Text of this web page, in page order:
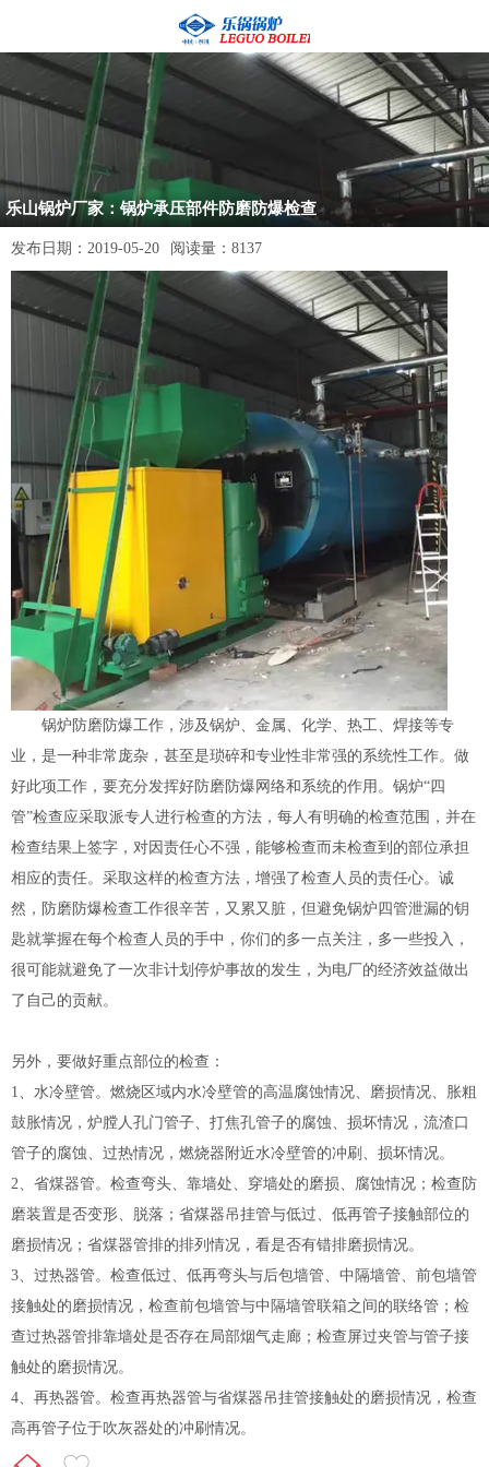
乐山锅炉厂家：锅炉承压部件防磨防爆检查
发布日期： 2019-05-20 阅读量： 8137
锅炉防磨防爆工作，涉及锅炉、金属、化学、热工、焊接等专
业，是一种非常庞杂，甚至是琐碎和专业性非常强的系统性工作。做
好此项工作，要充分发挥好防磨防爆网络和系统的作用。锅炉“四
管”检查应采取派专人进行检查的方法，每人有明确的检查范围，并在
检查结果上签字，对因责任心不强，能够检查而未检查到的部位承担
相应的责任。采取这样的检查方法，增强了检查人员的责任心。诚
然，防磨防爆检查工作很辛苦，又累又脏，但避免锅炉四管泄漏的钥
匙就掌握在每个检查人员的手中，你们的多一点关注，多一些投入，
很可能就避免了一次非计划停炉事故的发生，为电厂的经济效益做出
了自己的贡献。
另外，要做好重点部位的检查：
1、水冷壁管。燃烧区域内水冷壁管的高温腐蚀情况、磨损情况、胀粗
鼓胀情况，炉膛人孔门管子、打焦孔管子的腐蚀、损坏情况，流渣口
管子的腐蚀、过热情况，燃烧器附近水冷壁管的冲刷、损坏情况。
2、省煤器管。检查弯头、靠墙处、穿墙处的磨损、腐蚀情况；检查防
磨装置是否变形、脱落；省煤器吊挂管与低过、低再管子接触部位的
磨损情况；省煤器管排的排列情况，看是否有错排磨损情况。
3、过热器管。检查低过、低再弯头与后包墙管、中隔墙管、前包墙管
接触处的磨损情况，检查前包墙管与中隔墙管联箱之间的联络管；检
查过热器管排靠墙处是否存在局部烟气走廊；检查屏过夹管与管子接
触处的磨损情况。
4、再热器管。检查再热器管与省煤器吊挂管接触处的磨损情况，检查
高再管子位于吹灰器处的冲刷情况。